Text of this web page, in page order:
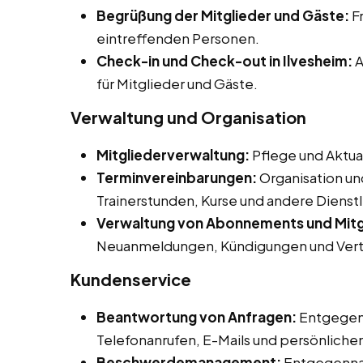
Begrüßung der Mitglieder und Gäste:
eintreffenden Personen.
Check-in und Check-out in Ilvesheim:
für Mitglieder und Gäste.
Verwaltung und Organisation
Mitgliederverwaltung: Pflege und
Terminvereinbarungen:Organisation
Trainerstunden, Kurse und andere
Verwaltung von Abonnements und
Neuanmeldungen, Kündigungen und
Kundenservice
Beantwortung von Anfragen:
Telefonanrufen, E-Mails und